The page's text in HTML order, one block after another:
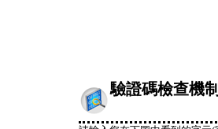
驗證碼檢查機制